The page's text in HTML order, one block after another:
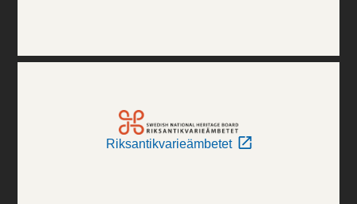
Riksantikvarieämbetet